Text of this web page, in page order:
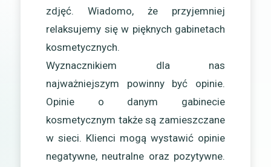
zdjęć. Wiadomo, że przyjemniej
relaksujemy się w pięknych gabinetach
kosmetycznych.
Wyznacznikiem dla nas
najważniejszym powinny być opinie.
Opinie o danym gabinecie
kosmetycznym także są zamieszczane
w sieci. Klienci mogą wystawić opinie
negatywne, neutralne oraz pozytywne.